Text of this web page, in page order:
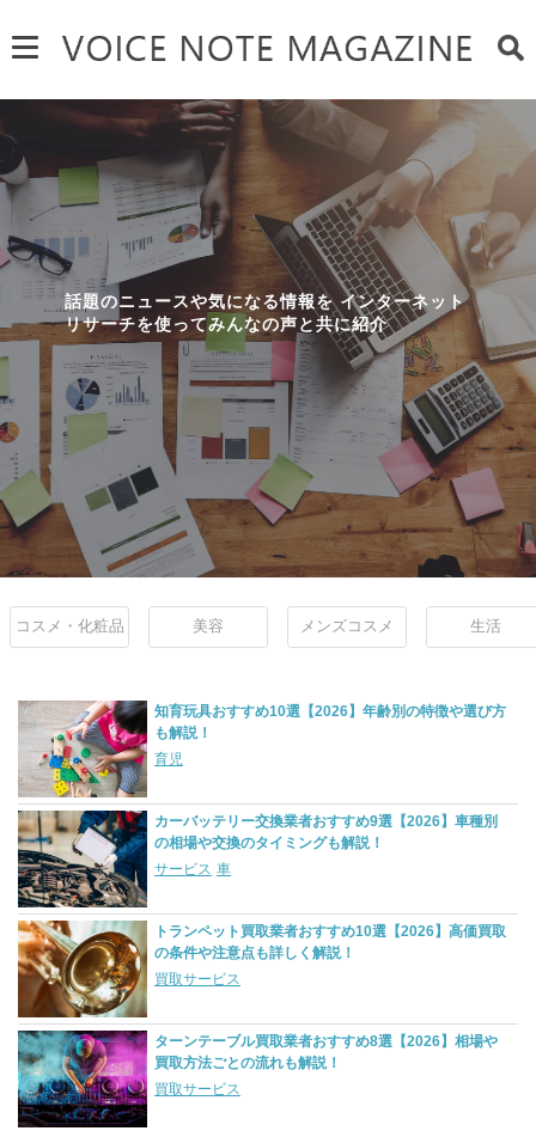
話題のニュースや気になる情報をインターネット
リサーチを使ってみんなの声と共に紹介
コスメ・化粧品 美容 メンズコスメ 生活
知育玩具おすすめ10選【2026】年齢別の特徴や選び方
も解説！
育児
カーバッテリー交換業者おすすめ9選【2026】車種別
の相場や交換のタイミングも解説！
サービス 車
トランペット買取業者おすすめ10選【2026】高価買取
の条件や注意点も詳しく解説！
買取サービス
ターンテーブル買取業者おすすめ8選【2026】相場や
買取方法ごとの流れも解説！
買取サービス